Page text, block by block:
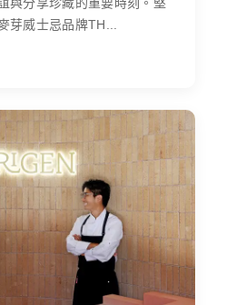
芽威士忌品牌TH...